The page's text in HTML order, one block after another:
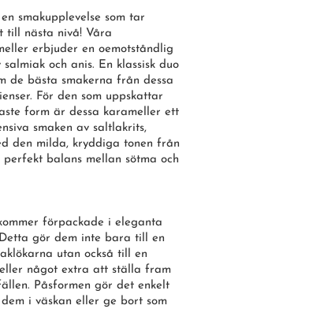
smakupplevelse som tar
till nästa nivå! Våra
erbjuder en oemotståndlig
och anis. En klassisk duo
de bästa smakerna från dessa
För den som uppskattar
form är dessa karameller ett
smaken av saltlakrits,
den milda, kryddiga tonen från
perfekt balans mellan sötma och
förpackade i eleganta
gör dem inte bara till en
utan också till en
något extra att ställa fram
Påsformen gör det enkelt
i väskan eller ge bort som